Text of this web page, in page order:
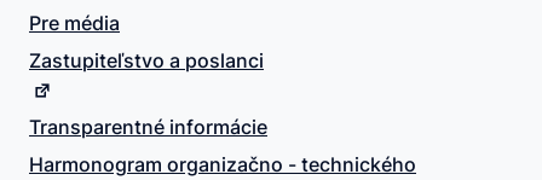
Pre média
Zastupiteľstvo a poslanci
Transparentné informácie
Harmonogram organizačno - technického